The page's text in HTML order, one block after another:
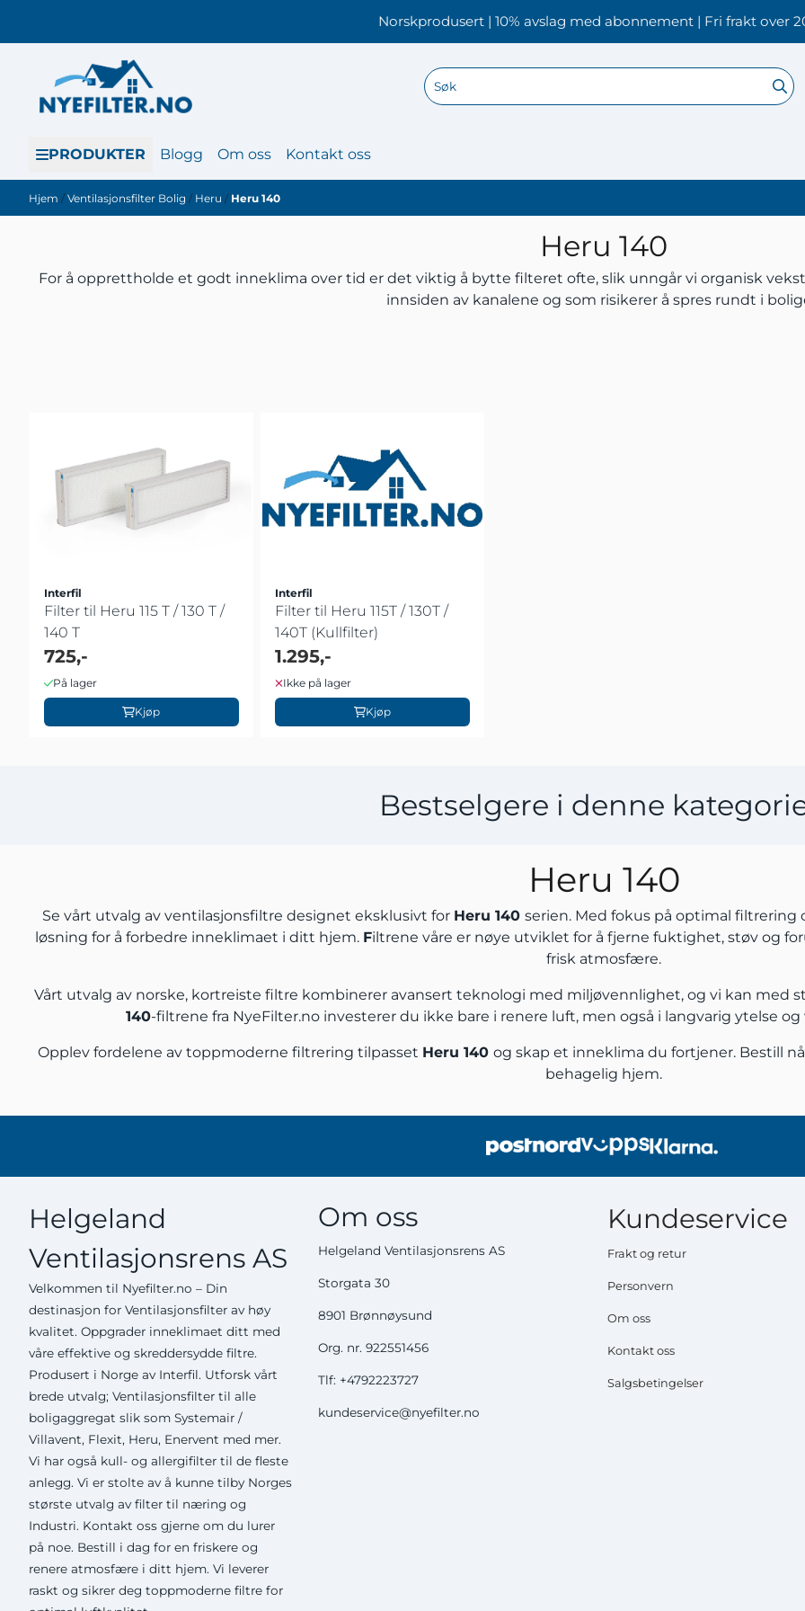
Norskprodusert | 10% avslag med abonnement | Fri frakt over
PRODUKTER Blogg Om oss Kontakt oss
Hjem / Ventilasjonsfilter Bolig / Heru / Heru 140
Heru 140
For å opprettholde et godt inneklima over tid er det viktig å bytte filteret ofte, slik unngår vi organisk
innsiden av kanalene og som risikerer å spres rundt i
Interfil
Filter til Heru 115 T / 130 T /
140 T
725,-
På lager
Kjøp
Interfil
Filter til Heru 115T / 130T /
140T (Kullfilter)
1.295,-
Ikke på lager
Kjøp
Bestselgere i denne
Heru 140
Se vårt utvalg av ventilasjonsfiltre designet eksklusivt for Heru 140 serien. Med fokus på optimal
løsning for å forbedre inneklimaet i ditt hjem. Filtrene våre er nøye utviklet for å fjerne fuktighet, støv og
frisk atmosfære.
Vårt utvalg av norske, kortreiste filtre kombinerer avansert teknologi med miljøvennlighet, og vi kan med
140-filtrene fra NyeFilter.no investerer du ikke bare i renere luft, men også i langvarig ytelse
Opplev fordelene av toppmoderne filtrering tilpasset Heru 140 og skap et inneklima du fortjener. Bestill
behagelig hjem.
Helgeland
Ventilasjonsrens AS
Velkommen til Nyefilter.no – Din
destinasjon for Ventilasjonsfilter av høy
kvalitet. Oppgrader inneklimaet ditt med
våre effektive og skreddersydde filtre.
Produsert i Norge av Interfil. Utforsk vårt
brede utvalg; Ventilasjonsfilter til alle
boligaggregat slik som Systemair /
Villavent, Flexit, Heru, Enervent med mer.
Vi har også kull- og allergifilter til de fleste
anlegg. Vi er stolte av å kunne tilby Norges
største utvalg av filter til næring og
Industri. Kontakt oss gjerne om du lurer
på noe. Bestill i dag for en friskere og
renere atmosfære i ditt hjem. Vi leverer
raskt og sikrer deg toppmoderne filtre for
Om oss
Helgeland Ventilasjonsrens AS
Storgata 30
8901 Brønnøysund
Org. nr. 922551456
Tlf: +4792223727
kundeservice@nyefilter.no
Kundeservice
Frakt og retur
Personvern
Om oss
Kontakt oss
Salgsbetingelser